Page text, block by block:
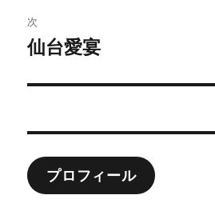
ビ
ゲ
ー
ン
稿:
次
次
投
仙台愛宴
プロフィール